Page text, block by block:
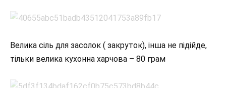
Велика сіль для засолок ( закруток), інша не підійде,
тільки велика кухонна харчова – 80 грам